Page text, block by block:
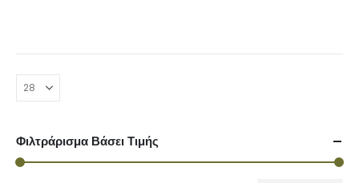
Φιλτράρισμα Βάσει Τιμής